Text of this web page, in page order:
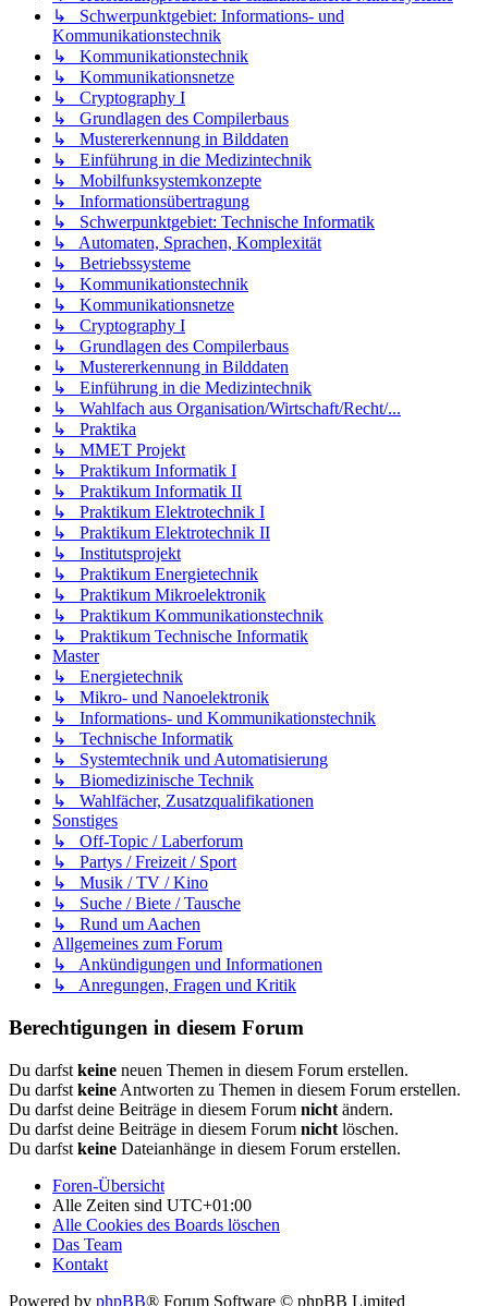
↳ Schwerpunktgebiet: Informations- und
Kommunikationstechnik
↳ Kommunikationstechnik
↳ Kommunikationsnetze
↳ Cryptography I
↳ Grundlagen des Compilerbaus
↳ Mustererkennung in Bilddaten
↳ Einführung in die Medizintechnik
↳ Mobilfunksystemkonzepte
↳ Informationsübertragung
↳ Schwerpunktgebiet: Technische Informatik
↳ Automaten, Sprachen, Komplexität
↳ Betriebssysteme
↳ Kommunikationstechnik
↳ Kommunikationsnetze
↳ Cryptography I
↳ Grundlagen des Compilerbaus
↳ Mustererkennung in Bilddaten
↳ Einführung in die Medizintechnik
↳ Wahlfach aus Organisation/Wirtschaft/Recht/...
↳ Praktika
↳ MMET Projekt
↳ Praktikum Informatik I
↳ Praktikum Informatik II
↳ Praktikum Elektrotechnik I
↳ Praktikum Elektrotechnik II
↳ Institutsprojekt
↳ Praktikum Energietechnik
↳ Praktikum Mikroelektronik
↳ Praktikum Kommunikationstechnik
↳ Praktikum Technische Informatik
Master
↳ Energietechnik
↳ Mikro- und Nanoelektronik
↳ Informations- und Kommunikationstechnik
↳ Technische Informatik
↳ Systemtechnik und Automatisierung
↳ Biomedizinische Technik
↳ Wahlfächer, Zusatzqualifikationen
Sonstiges
↳ Off-Topic / Laberforum
↳ Partys / Freizeit / Sport
↳ Musik / TV / Kino
↳ Suche / Biete / Tausche
↳ Rund um Aachen
Allgemeines zum Forum
↳ Ankündigungen und Informationen
↳ Anregungen, Fragen und Kritik
Berechtigungen in diesem Forum
Du darfst keine neuen Themen in diesem Forum erstellen.
Du darfst keine Antworten zu Themen in diesem Forum erstellen.
Du darfst deine Beiträge in diesem Forum nicht ändern.
Du darfst deine Beiträge in diesem Forum nicht löschen.
Du darfst keine Dateianhänge in diesem Forum erstellen.
Foren-Übersicht
Alle Zeiten sind UTC+01:00
Alle Cookies des Boards löschen
Das Team
Kontakt
Powered by phpBB® Forum Software © phpBB Limited